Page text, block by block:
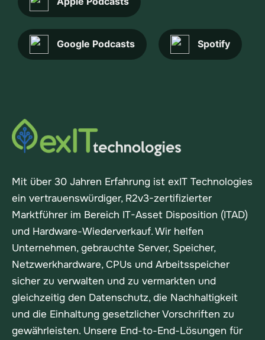
Google Podcasts Spotify
Mit über 30 Jahren Erfahrung ist exIT Technologies
ein vertrauenswürdiger, R2v3-zertifizierter
Marktführer im Bereich IT-Asset Disposition (ITAD)
und Hardware-Wiederverkauf. Wir helfen
Unternehmen, gebrauchte Server, Speicher,
Netzwerkhardware, CPUs und Arbeitsspeicher
sicher zu verwalten und zu vermarkten und
gleichzeitig den Datenschutz, die Nachhaltigkeit
und die Einhaltung gesetzlicher Vorschriften zu
gewährleisten. Unsere End-to-End-Lösungen für